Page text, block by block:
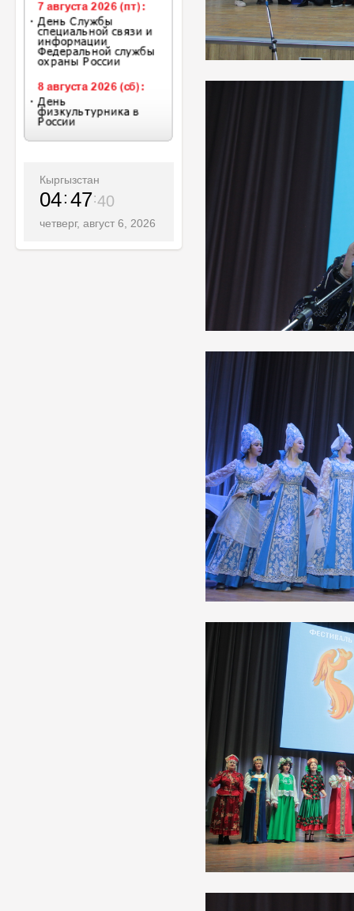
Кыргызстан
04 47 42
четверг, август 6, 2026